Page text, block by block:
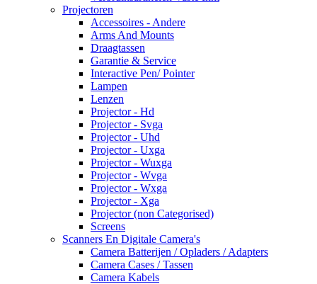
Projectoren
Accessoires - Andere
Arms And Mounts
Draagtassen
Garantie & Service
Interactive Pen/ Pointer
Lampen
Lenzen
Projector - Hd
Projector - Svga
Projector - Uhd
Projector - Uxga
Projector - Wuxga
Projector - Wvga
Projector - Wxga
Projector - Xga
Projector (non Categorised)
Screens
Scanners En Digitale Camera's
Camera Batterijen / Opladers / Adapters
Camera Cases / Tassen
Camera Kabels